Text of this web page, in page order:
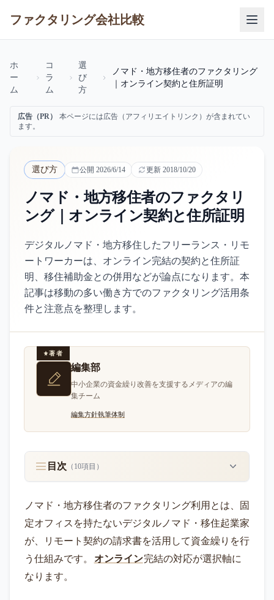
ファクタリング会社比較
ホ
ー
ム
コ
ラ
ム
選
び
方
ノマド・地方移住者のファクタリング
｜オンライン契約と住所証明
広告（PR）
本ページには広告（アフィリエイトリンク）が含まれてい
ます。
選び方 公開 2026/6/14 更新 2018/10/20
ノマド・地方移住者のファクタリ
ング｜オンライン契約と住所証明
デジタルノマド・地方移住したフリーランス・リモ
ートワーカーは、オンライン完結の契約と住所証
明、移住補助金との併用などが論点になります。本
記事は移動の多い働き方でのファクタリング活用条
件と注意点を整理します。
著者
編集部
中小企業の資金繰り改善を支援するメディアの編
集チーム
編集方針執筆体制
目次 （ 10項目）
ノマド・地方移住者のファクタリング利用とは、固
定オフィスを持たないデジタルノマド・移住起業家
が、リモート契約の請求書を活用して資金繰りを行
う仕組みです。
オンライン完結の対応が選択軸に
なります。